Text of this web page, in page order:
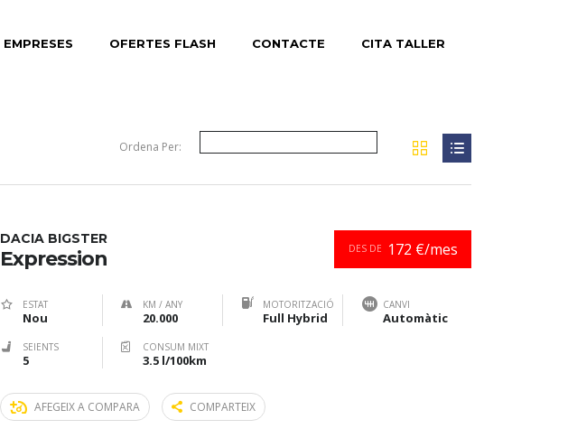
EMPRESES OFERTES FLASH CONTACTE CITA TALLER
Ordena Per:
DES DE 172 €/mes
DACIA BIGSTER
Expression
ESTAT
Nou
KM / ANY
20.000
MOTORITZACIÓ
Full Hybrid
CANVI
Automàtic
SEIENTS
5
CONSUM MIXT
3.5 l/100km
AFEGEIX A COMPARA COMPARTEIX